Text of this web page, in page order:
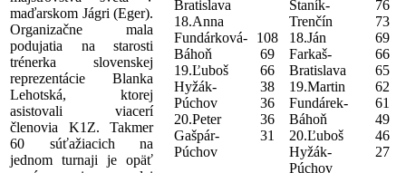
maďarskom Jágri (Eger).
Organizačne mala
podujatia na starosti
trénerka slovenskej
reprezentácie Blanka
Lehotská, ktorej
asistovali viacerí
členovia K1Z. Takmer
60 súťažiacich na
jednom turnaji je opäť
Bratislava
18.Anna
Fundárková-
Báhoň
19.Ľuboš
Hyžák-
Púchov
20.Peter
Gašpár-
Púchov
108
69
66
38
36
36
31
Staník-
Trenčín
18.Ján
Farkaš-
Bratislava
19.Martin
Fundárek-
Báhoň
20.Ľuboš
Hyžák-
Púchov
76
73
69
66
65
62
61
49
46
27